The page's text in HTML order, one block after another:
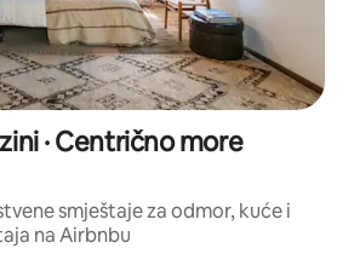
· Centrično more
smještaje za odmor, kuće i
na Airbnbu